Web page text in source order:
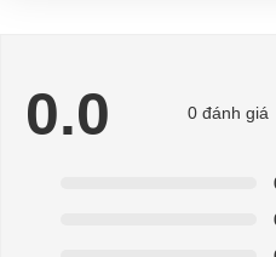
chữa tận nơi
0.0 0 đánh giá